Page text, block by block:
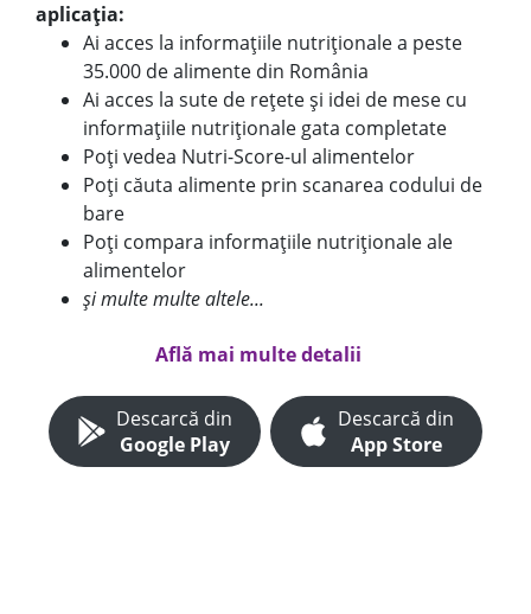
aplicația:
Ai acces la informațiile nutriționale a peste
35.000 de alimente din România
Ai acces la sute de rețete și idei de mese cu
informațiile nutriționale gata completate
Poți vedea Nutri-Score-ul alimentelor
Poți căuta alimente prin scanarea codului de
bare
Poți compara informațiile nutriționale ale
alimentelor
și multe multe altele...
Află mai multe detalii
Descarcă din
Google Play
Descarcă din
App Store